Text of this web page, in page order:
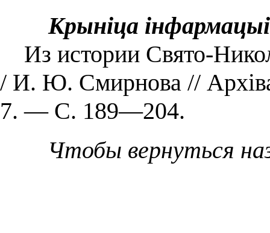
Крыніца інфармацыі
Из истории Свято-
/ И. Ю. Смирнова //
7. — С. 189—204.
Чтобы вернуться